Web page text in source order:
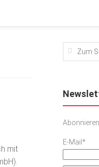
mit
E-Mail*